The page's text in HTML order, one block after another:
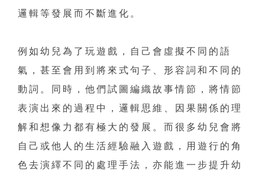
邏輯等發展而不斷進化。
例如幼兒為了玩遊戲，自己會虛擬不同的語
氣，甚至會用到將來式句子、形容詞和不同的
動詞。同時，他們試圖編織故事情節，將情節
表演出來的過程中，邏輯思維、因果關係的理
解和想像力都有極大的發展。而很多幼兒會將
自己或他人的生活經驗融入遊戲，用遊行的角
色去演繹不同的處理手法，亦能進一步提升幼